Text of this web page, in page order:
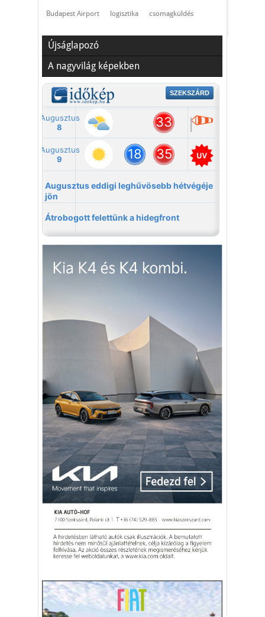
Budapest Airport logisztika csomagküldés
Újságlapozó
A nagyvilág képekben